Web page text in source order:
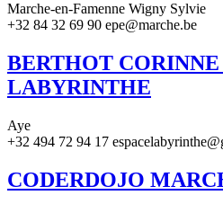
Marche-en-Famenne Wigny Sylvie
+32 84 32 69 90 epe@marche.be
BERTHOT CORINNE
LABYRINTHE
Aye
+32 494 72 94 17
CODERDOJO